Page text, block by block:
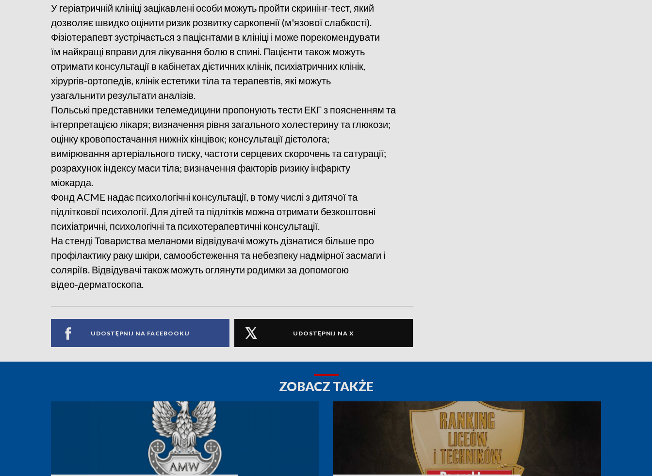
У геріатричній клініці зацікавлені особи можуть пройти скринінг-тест, який
дозволяє швидко оцінити ризик розвитку саркопенії (м'язової слабкості).
Фізіотерапевт зустрічається з пацієнтами в клініці і може порекомендувати
їм найкращі вправи для лікування болю в спині. Пацієнти також можуть
отримати консультації в кабінетах дієтичних клінік, психіатричних клінік,
хірургів-ортопедів, клінік естетики тіла та терапевтів, які можуть
узагальнити результати аналізів.
Польські представники телемедицини пропонують тести ЕКГ з поясненням та
інтерпретацією лікаря; визначення рівня загального холестерину та глюкози;
оцінку кровопостачання нижніх кінцівок; консультації дієтолога;
вимірювання артеріального тиску, частоти серцевих скорочень та сатурації;
розрахунок індексу маси тіла; визначення факторів ризику інфаркту
міокарда.
Фонд ACME надає психологічні консультації, в тому числі з дитячої та
підліткової психології. Для дітей та підлітків можна отримати безкоштовні
психіатричні, психологічні та психотерапевтичні консультації.
На стенді Товариства меланоми відвідувачі можуть дізнатися більше про
профілактику раку шкіри, самообстеження та небезпеку надмірної засмаги і
соляріїв. Відвідувачі також можуть оглянути родимки за допомогою
відео-дерматоскопа.
UDOSTĘPNIJ NA FACEBOOKU UDOSTĘPNIJ NA X
ZOBACZ TAKŻE